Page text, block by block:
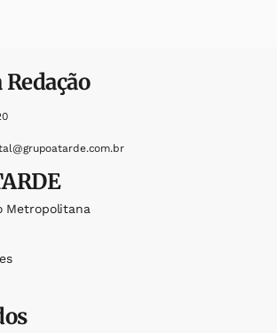
Metropolitana